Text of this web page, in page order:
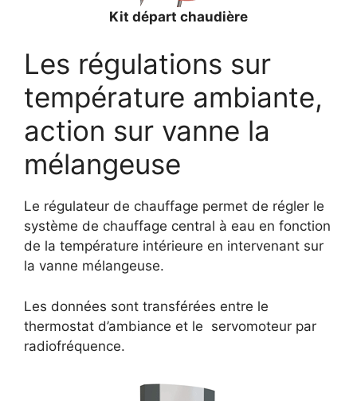
Kit départ chaudière
Les régulations sur
température ambiante,
action sur vanne la
mélangeuse
Le régulateur de chauffage permet de régler le
système de chauffage central à eau en fonction
de la température intérieure en intervenant sur
la vanne mélangeuse.
Les données sont transférées entre le
thermostat d’ambiance et le servomoteur par
radiofréquence.